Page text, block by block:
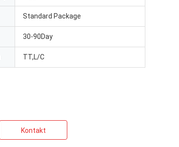
Standard Package
30-90Day
TT,L/C
Kontakt